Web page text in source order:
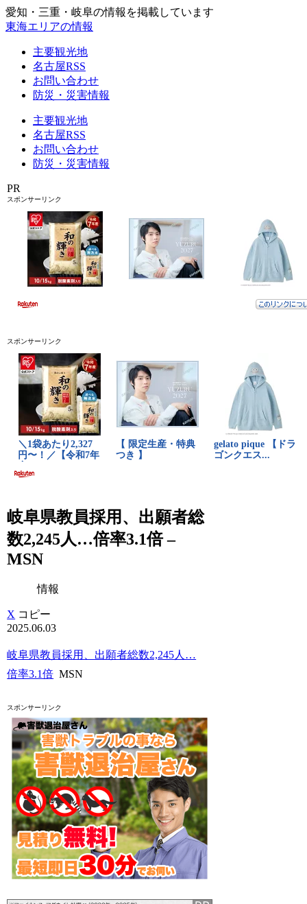
愛知・三重・岐阜の情報を掲載しています
東海エリアの情報
主要観光地
名古屋RSS
お問い合わせ
防災・災害情報
主要観光地
名古屋RSS
お問い合わせ
防災・災害情報
PR
スポンサーリンク
スポンサーリンク
岐阜県教員採用、出願者総
数2,245人…倍率3.1倍 –
MSN
情報
X コピー
2025.06.03
岐阜県教員採用、出願者総数2,245人…
倍率3.1倍 MSN
スポンサーリンク